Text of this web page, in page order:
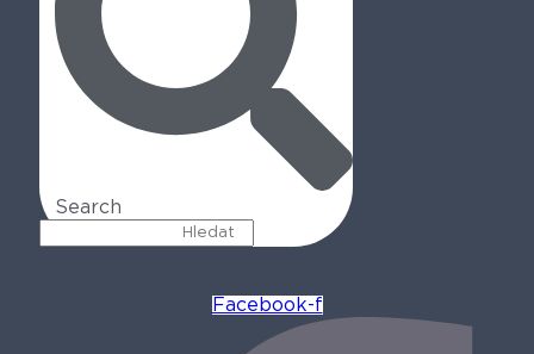
Search
Facebook-f